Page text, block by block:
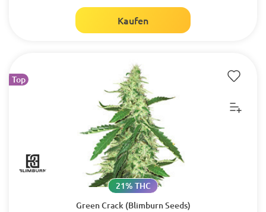
Kaufen
Top
Green Crack (Blimburn Seeds)
21% THC